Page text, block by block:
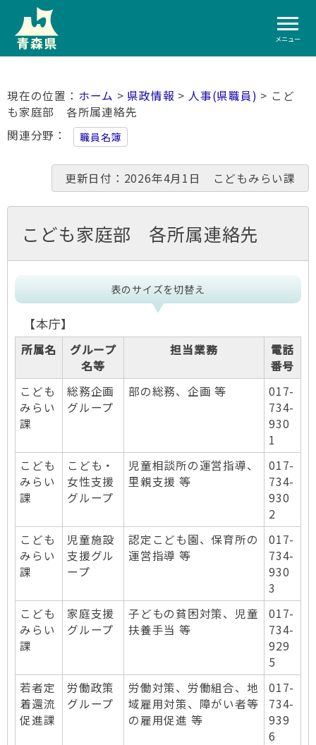
メニュー
ホーム > 県政情報 > 人事(県職員) > こど
も家庭部 各所属連絡先
関連分野
職員名簿
更新日付：2026年4月1日 こどもみらい課
こども家庭部 各所属連絡先
表のサイズを切替え
【本庁】
所属名
グループ
名等
担当業務
電話
番号
こども
みらい
課
総務企画
グループ
部の総務、企画 等
017-
734-
930
1
こども
みらい
課
こども・
女性支援
グループ
児童相談所の運営指導、
里親支援 等
017-
734-
930
2
こども
みらい
課
児童施設
支援グル
ープ
認定こども園、保育所の
運営指導 等
017-
734-
930
3
こども
みらい
課
家庭支援
グループ
子どもの貧困対策、児童
扶養手当 等
017-
734-
929
5
若者定
着還流
促進課
労働政策
グループ
労働対策、労働組合、地
域雇用対策、障がい者等
の雇用促進 等
017-
734-
939
6